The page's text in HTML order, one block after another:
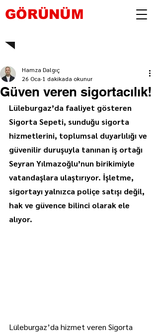
GÖRÜNÜM
Güven veren sigortacılık!
Hamza Dalgıç
26 Oca 1 dakikada okunur
Lüleburgaz’da faaliyet gösteren
Sigorta Sepeti, sunduğu sigorta
hizmetlerini, toplumsal duyarlılığı ve
güvenilir duruşuyla tanınan iş ortağı
Seyran Yılmazoğlu’nun birikimiyle
vatandaşlara ulaştırıyor. İşletme,
sigortayı yalnızca poliçe satışı değil,
hak ve güvence bilinci olarak ele
alıyor.
Lüleburgaz’da hizmet veren Sigorta